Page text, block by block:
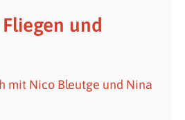
und
mit Nico Bleutge und Nina